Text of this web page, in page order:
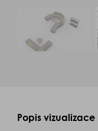
Popis vizualizace